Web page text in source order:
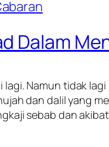
Dalam
Namun tidak
dan dalil yang
sebab dan